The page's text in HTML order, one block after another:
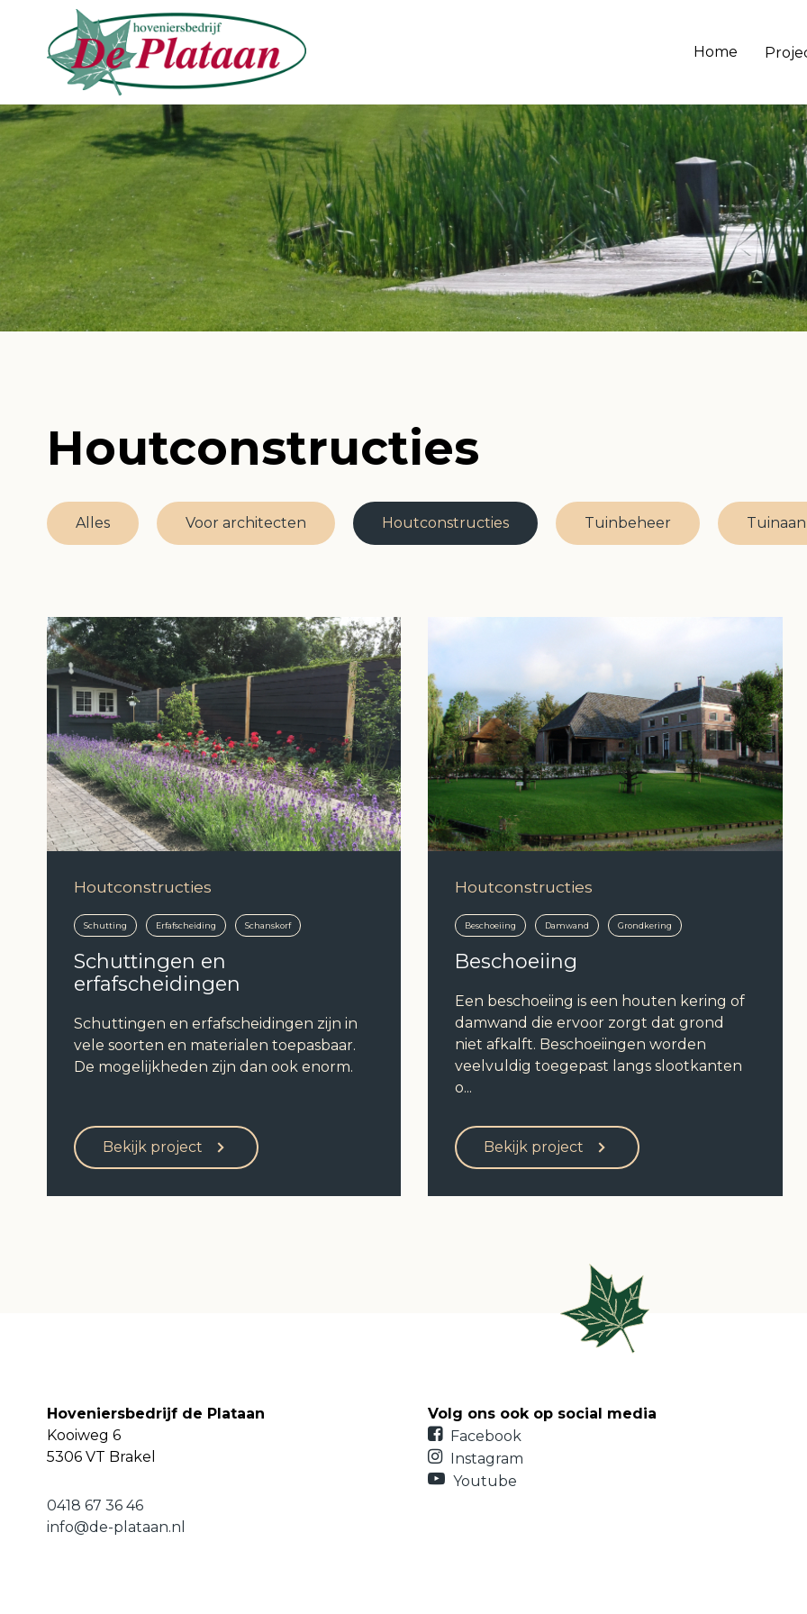
Home
Houtconstructies
Alles Voor architecten Houtconstructies Tuinbeheer
Houtconstructies
Schutting Erfafscheiding Schanskorf
Schuttingen en
erfafscheidingen
Schuttingen en erfafscheidingen zijn in
vele soorten en materialen toepasbaar.
De mogelijkheden zijn dan ook enorm.
Bekijk project
Houtconstructies
Beschoeiing Damwand Grondkering
Beschoeiing
Een beschoeiing is een houten kering of
damwand die ervoor zorgt dat grond
niet afkalft. Beschoeiingen worden
veelvuldig toegepast langs slootkanten
o...
Bekijk project
Hoveniersbedrijf de Plataan
Kooiweg 6
5306 VT Brakel
0418 67 36 46
info@de-plataan.nl
Volg ons ook op social media
Facebook
Instagram
Youtube